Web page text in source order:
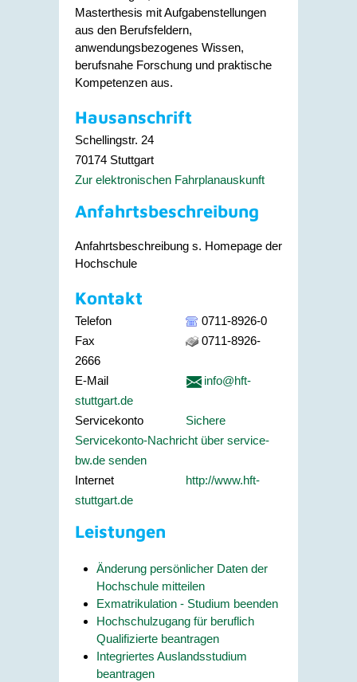
Masterthesis mit Aufgabenstellungen
aus den Berufsfeldern,
anwendungsbezogenes Wissen,
berufsnahe Forschung und praktische
Kompetenzen aus.
Hausanschrift
Schellingstr. 24
70174 Stuttgart
Zur elektronischen Fahrplanauskunft
Anfahrtsbeschreibung
Anfahrtsbeschreibung s. Homepage der
Hochschule
Kontakt
Telefon
0711-8926-0
Fax
0711-8926-
2666
E-Mail
info@hft-
stuttgart.de
Servicekonto
Sichere
Servicekonto-Nachricht über service-
bw.de senden
Internet
http://www.hft-
stuttgart.de
Leistungen
Änderung persönlicher Daten der
Hochschule mitteilen
Exmatrikulation - Studium beenden
Hochschulzugang für beruflich
Qualifizierte beantragen
Integriertes Auslandsstudium
beantragen